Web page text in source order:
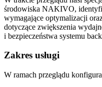
środowiska NAKIVO,
wymagające optymalizacji
dotyczące zwiększenia
i bezpieczeństwa systemu
Zakres usługi
W ramach przeglądu